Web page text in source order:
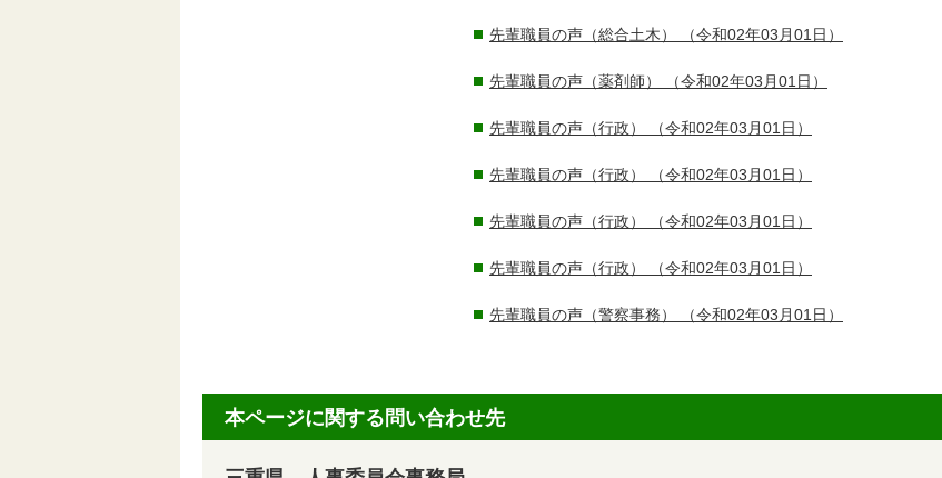
先輩職員の声（総合土木） （令和02年03月01日）
先輩職員の声（薬剤師） （令和02年03月01日）
先輩職員の声（行政） （令和02年03月01日）
先輩職員の声（行政） （令和02年03月01日）
先輩職員の声（行政） （令和02年03月01日）
先輩職員の声（行政） （令和02年03月01日）
先輩職員の声（警察事務） （令和02年03月01日）
本ページに関する問い合わせ先